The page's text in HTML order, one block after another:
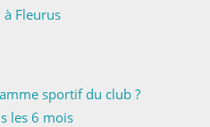
Fleurus
sportif du club ?
les 6 mois